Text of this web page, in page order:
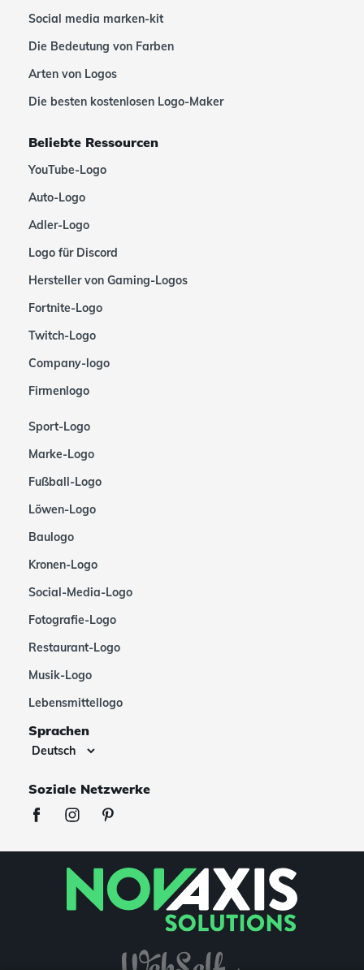
Social media marken-kit
Die Bedeutung von Farben
Arten von Logos
Die besten kostenlosen Logo-Maker
Beliebte Ressourcen
YouTube-Logo
Auto-Logo
Adler-Logo
Logo für Discord
Hersteller von Gaming-Logos
Fortnite-Logo
Twitch-Logo
Company-logo
Firmenlogo
Sport-Logo
Marke-Logo
Fußball-Logo
Löwen-Logo
Baulogo
Kronen-Logo
Social-Media-Logo
Fotografie-Logo
Restaurant-Logo
Musik-Logo
Lebensmittellogo
Sprachen
Soziale Netzwerke